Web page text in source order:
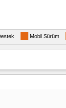
Mobil Sürüm